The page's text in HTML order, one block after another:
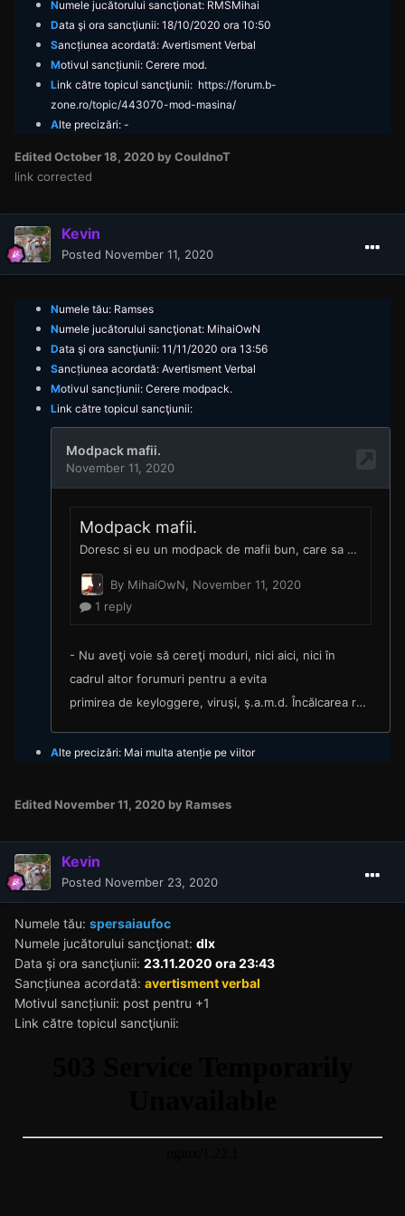
Numele jucătorului sancţionat: RMSMihai
Data şi ora sancţiunii: 18/10/2020 ora 10:50
Sancțiunea acordată: Avertisment Verbal
Motivul sancțiunii: Cerere mod.
Link către topicul sancţiunii: https://forum.b-
zone.ro/topic/443070-mod-masina/
Alte precizări: -
EditedOctober 18, 2020 by CouldnoT
link corrected
Kevin
Posted November 11, 2020
Numele tău: Ramses
Numele jucătorului sancţionat: MihaiOwN
Data şi ora sancţiunii: 11/11/2020 ora 13:56
Sancțiunea acordată: Avertisment Verbal
Motivul sancțiunii: Cerere modpack.
Link către topicul sancţiunii:
Alte precizări: Mai multa atenție pe viitor
Edited November 11, 2020 by Ramses
Kevin
Posted November 23, 2020
Numele tău: spersaiaufoc
Numele jucătorului sancţionat: dlx
Data şi ora sancţiunii: 23.11.2020 ora 23:43
Sancțiunea acordată: avertisment verbal
Motivul sancțiunii: post pentru +1
Link către topicul sancţiunii: